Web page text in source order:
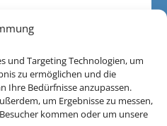
und Targeting Technologien, um
zu ermöglichen und die
Ihre Bedürfnisse anzupassen.
um Ergebnisse zu messen,
kommen oder um unsere